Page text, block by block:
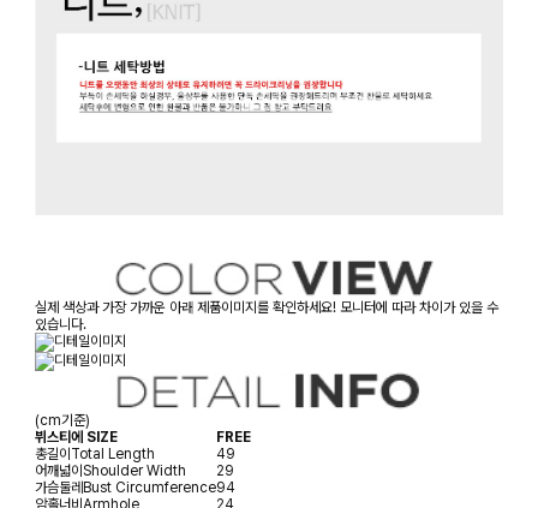
실제 색상과 가장 가까운 아래 제품이미지를 확인하세요! 모니터에 따라 차이가 있을 수
있습니다.
(cm기준)
뷔스티에 SIZE
FREE
총길이 Total Length
49
어깨넓이 Shoulder Width
29
가슴둘레 Bust Circumference94
암홀너비 Armhole
24